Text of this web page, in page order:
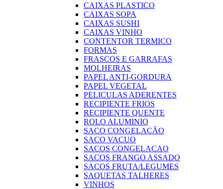
CAIXAS PLASTICO
CAIXAS SOPA
CAIXAS SUSHI
CAIXAS VINHO
CONTENTOR TERMICO
FORMAS
FRASCOS E GARRAFAS
MOLHEIRAS
PAPEL ANTI-GORDURA
PAPEL VEGETAL
PELICULAS ADERENTES
RECIPIENTE FRIOS
RECIPIENTE QUENTE
ROLO ALUMINIO
SACO CONGELAÇÃO
SACO VACUO
SACOS CONGELACAO
SACOS FRANGO ASSADO
SACOS FRUTA/LEGUMES
SAQUETAS TALHERES
VINHOS